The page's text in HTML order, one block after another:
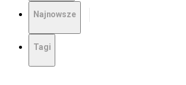
Najnowsze
Tagi